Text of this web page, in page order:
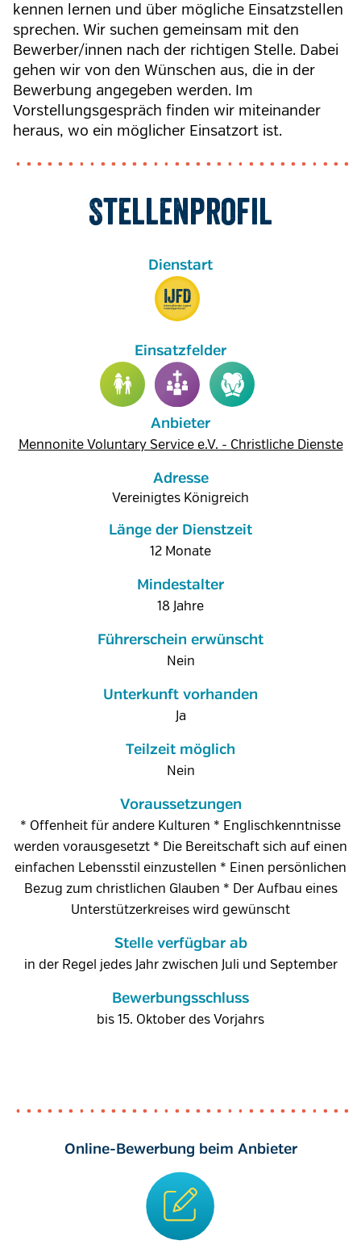
kennen lernen und über mögliche Einsatzstellen
sprechen. Wir suchen gemeinsam mit den
Bewerber/innen nach der richtigen Stelle. Dabei
gehen wir von den Wünschen aus, die in der
Bewerbung angegeben werden. Im
Vorstellungsgespräch finden wir miteinander
heraus, wo ein möglicher Einsatzort ist.
Stellenprofil
Anbieter
Mennonite Voluntary Service e.V. - Christliche Dienste
Adresse
Vereinigtes Königreich
Länge der Dienstzeit
12 Monate
Mindestalter
18 Jahre
Führerschein erwünscht
Nein
Unterkunft vorhanden
Ja
Teilzeit möglich
Nein
Voraussetzungen
* Offenheit für andere Kulturen * Englischkenntnisse
werden vorausgesetzt * Die Bereitschaft sich auf einen
einfachen Lebensstil einzustellen * Einen persönlichen
Bezug zum christlichen Glauben * Der Aufbau eines
Unterstützerkreises wird gewünscht
Stelle verfügbar ab
in der Regel jedes Jahr zwischen Juli und September
Bewerbungsschluss
bis 15. Oktober des Vorjahrs
Online-Bewerbung beim Anbieter